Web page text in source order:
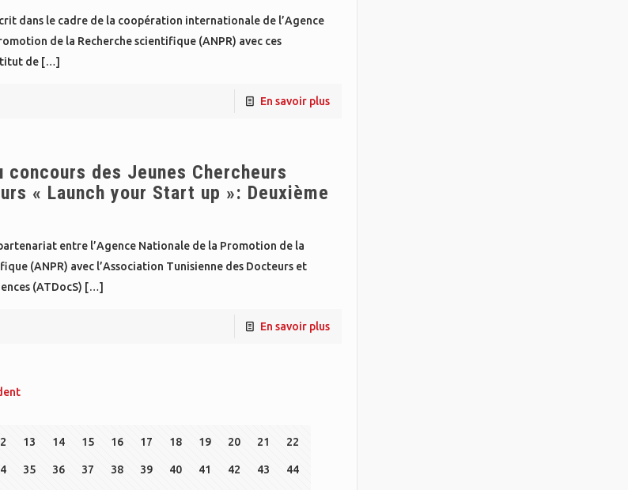
dans le cadre de la coopération internationale de l’Agence
de la Recherche scientifique (ANPR) avec ces
de[…]
En savoir plus
concours des Jeunes Chercheurs
« Launch your Start up »: Deuxième
entre l’Agence Nationale de la Promotion de la
(ANPR) avec l’Association Tunisienne des Docteurs et
(ATDocS) […]
En savoir plus
13 14 15 16 17 18 19 20 21 22
35 36 37 38 39 40 41 42 43 44